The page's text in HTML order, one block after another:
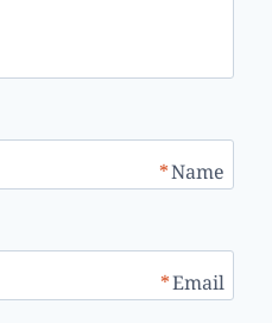
Name
*
Email
*